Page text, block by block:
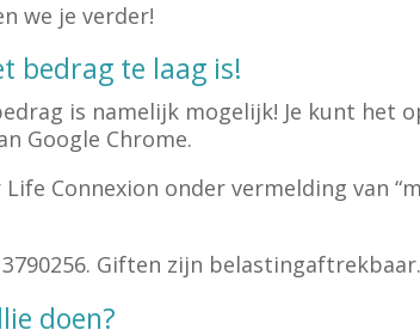
we je verder!
bedrag te laag is!
is namelijk mogelijk! Je kunt het
Google Chrome.
Connexion onder vermelding van
Giften zijn belastingaftrekbaar.
doen?